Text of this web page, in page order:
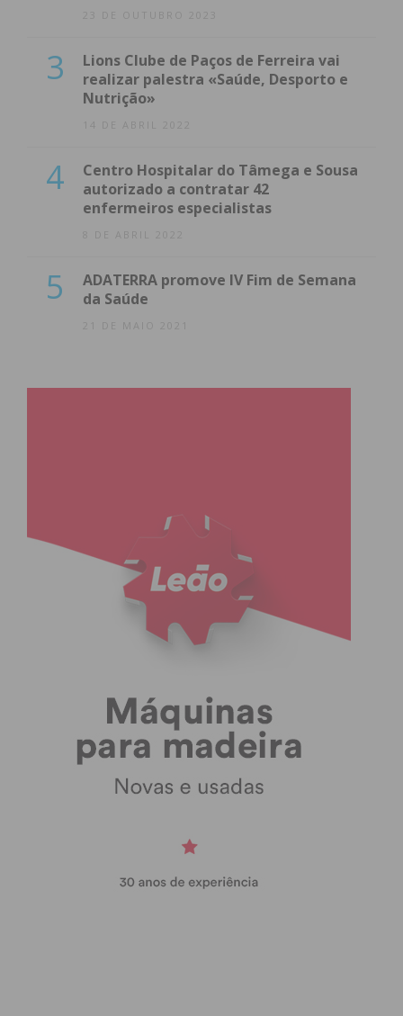
23 DE OUTUBRO 2023
3
Lions Clube de Paços de Ferreira vai
realizar palestra «Saúde, Desporto e
Nutrição»
14 DE ABRIL 2022
4
Centro Hospitalar do Tâmega e Sousa
autorizado a contratar 42
enfermeiros especialistas
8 DE ABRIL 2022
5
ADATERRA promove IV Fim de Semana
da Saúde
21 DE MAIO 2021